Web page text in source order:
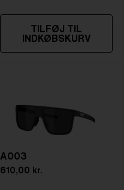
TILFØJ TIL
INDKØBSKURV
A003
610,00 kr.